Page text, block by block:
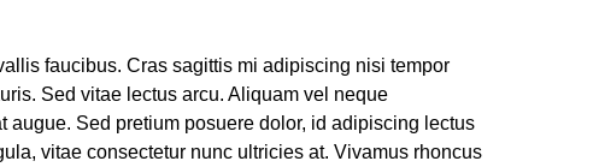
faucibus. Cras sagittis mi adipiscing nisi tempor
Sed vitae lectus arcu. Aliquam vel neque
augue. Sed pretium posuere dolor, id adipiscing lectus
vitae consectetur nunc ultricies at. Vivamus rhoncus